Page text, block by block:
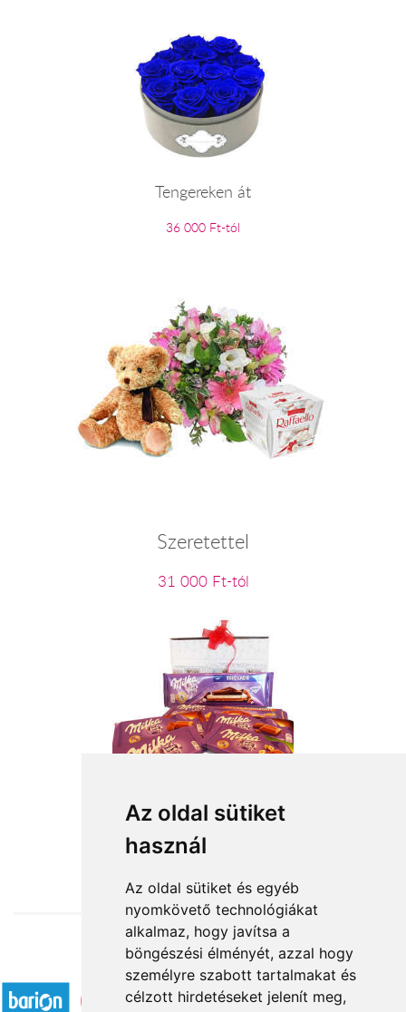
Az oldal sütiket
használ
Az oldal sütiket és egyéb
nyomkövető technológiákat
alkalmaz, hogy javítsa a
böngészési élményét, azzal hogy
személyre szabott tartalmakat és
célzott hirdetéseket jelenít meg,
Tengereken át
36 000 Ft-tól
Szeretettel
31 000 Ft-tól
Milka hegy
14 000 Ft-tól
Elfogadott fizetési módok